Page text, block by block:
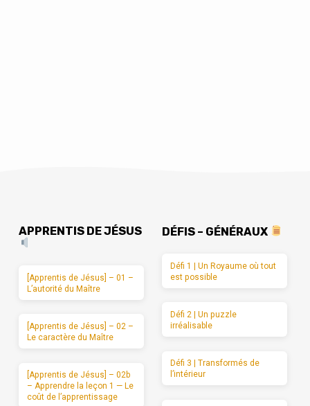
APPRENTIS DE JÉSUS
[Apprentis de Jésus] – 01 –
L’autorité du Maître
[Apprentis de Jésus] – 02 –
Le caractère du Maître
[Apprentis de Jésus] – 02b
– Apprendre la leçon 1 — Le
coût de l’apprentissage
DÉFIS – GÉNÉRAUX
Défi 1 | Un Royaume où tout
est possible
Défi 2 | Un puzzle
irréalisable
Défi 3 | Transformés de
l’intérieur